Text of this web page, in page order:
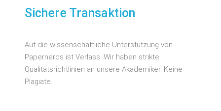
Sichere Transaktion
Auf die wissenschaftliche Unterstützung von
Papernerds ist Verlass. Wir haben strikte
Qualitätsrichtlinien an unsere Akademiker. Keine
Plagiate.